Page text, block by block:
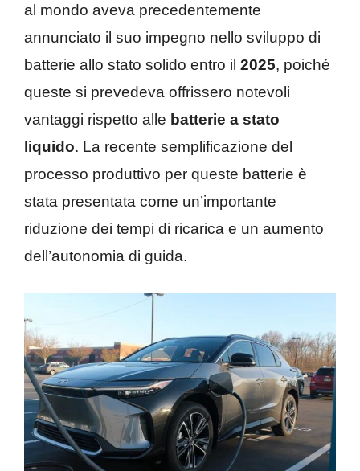
al mondo aveva precedentemente
annunciato il suo impegno nello sviluppo di
batterie allo stato solido entro il 2025, poiché
queste si prevedeva offrissero notevoli
vantaggi rispetto alle batterie a stato
liquido. La recente semplificazione del
processo produttivo per queste batterie è
stata presentata come un’importante
riduzione dei tempi di ricarica e un aumento
dell’autonomia di guida.